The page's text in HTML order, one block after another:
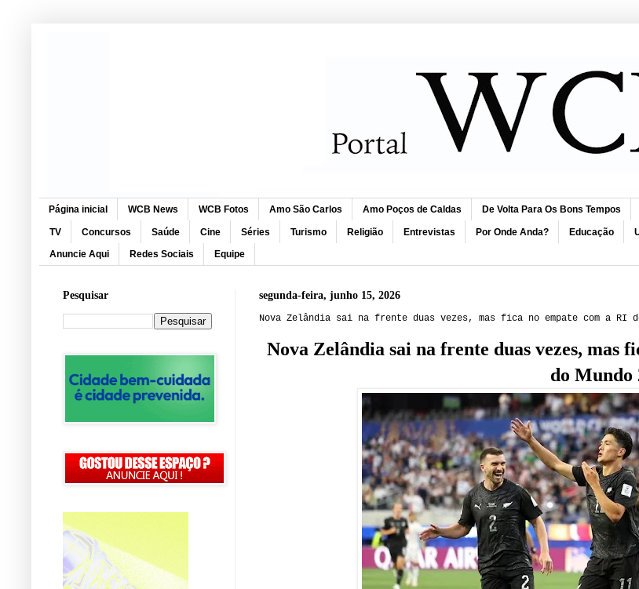
Página inicial WCB News WCB Fotos Amo São Carlos Amo Poços de Caldas De Volta Para Os Bons Tempos
TV Concursos Saúde Cine Séries Turismo Religião Entrevistas Por Onde Anda? Educação
Anuncie Aqui Redes Sociais Equipe
segunda-feira, junho 15, 2026
Nova Zelândia sai na frente duas vezes, mas fica no empate com a RI
Nova Zelândia sai na frente duas vezes, mas
do Mundo
Pesquisar